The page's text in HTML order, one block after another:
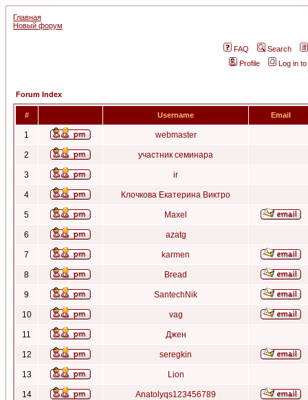
Главная
Новый форум
FAQ
Search
Profile
Log in
Forum Index
# Username Email
1 webmaster
2 участник семинара
3 ir
4 Клочкова Екатерина Виктро
5 Maxel
6 azatg
7 karmen
8 Bread
9 SantechNik
10 vag
11 Джен
12 seregkin
13 Lion
14 Anatolyqs123456789